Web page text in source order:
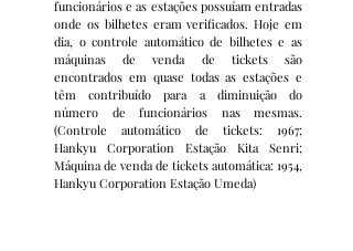
funcionários e as estações possuíam entradas
onde os bilhetes eram verificados. Hoje em
dia, o controle automático de bilhetes e as
máquinas de venda de tickets são
encontrados em quase todas as estações e
têm contribuído para a diminuição do
número de funcionários nas mesmas.
(Controle automático de tickets: 1967;
Hankyu Corporation Estação Kita Senri;
Máquina de venda de tickets automática: 1954,
Hankyu Corporation Estação Umeda)